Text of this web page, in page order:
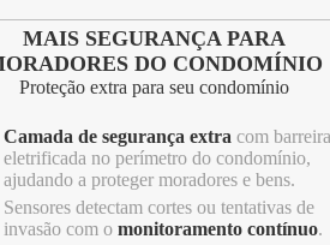
MAIS SEGURANÇA PARA
DO CONDOMÍNIO
Proteção extra para seu condomínio
Camada de segurança extra com barreira
eletrificada no perímetro do condomínio,
ajudando a proteger moradores e bens.
Sensores detectam cortes ou tentativas de
invasão com o monitoramento contínuo.